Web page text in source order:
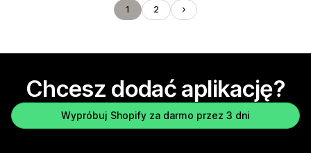
1 2
Chcesz dodać aplikację?
Wypróbuj Shopify za darmo przez 3 dni